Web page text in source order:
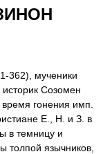
362), мученики
Созомен
гонения имп.
Е., Н. и З. в
в темницу и
толпой язычников,